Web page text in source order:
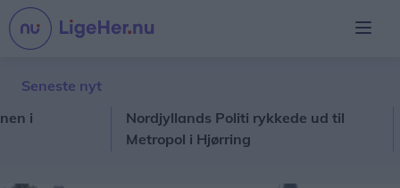
Seneste nyt
Nordjyllands Politi rykkede ud til
Metropol i Hjørring